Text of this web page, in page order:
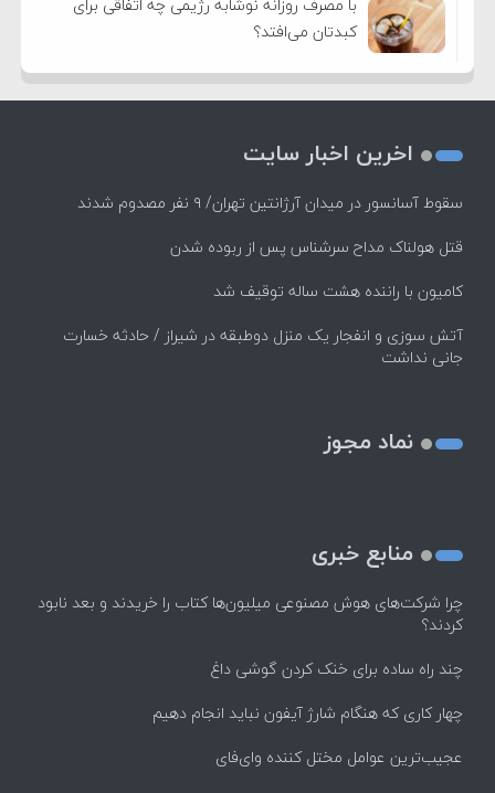
کبدتان می‌افتد؟
اخرین اخبار سایت
سقوط آسانسور در میدان آرژانتین تهران/ ۹ نفر مصدوم شدند
قتل هولناک مداح سرشناس پس از ربوده شدن
کامیون با راننده هشت ساله توقیف شد
آتش سوزی و انفجار یک منزل دوطبقه در شیراز / حادثه خسارت
جانی نداشت
نماد مجوز
منابع خبری
چرا شرکت‌های هوش مصنوعی میلیون‌ها کتاب را خریدند و بعد نابود
کردند؟
چند راه‌ ساده برای خنک کردن گوشی داغ
چهار کاری که هنگام شارژ آیفون نباید انجام دهیم
عجیب‌ترین عوامل مختل کننده وای‌فای